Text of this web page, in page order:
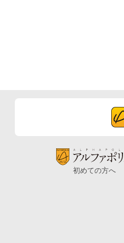
初めての方へ